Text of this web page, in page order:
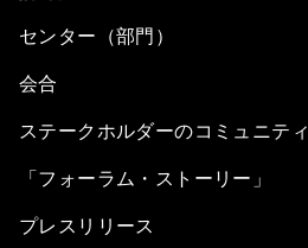
センター（部門）
会合
ステークホルダーのコミュニティ
「フォーラム・ストーリー」
プレスリリース